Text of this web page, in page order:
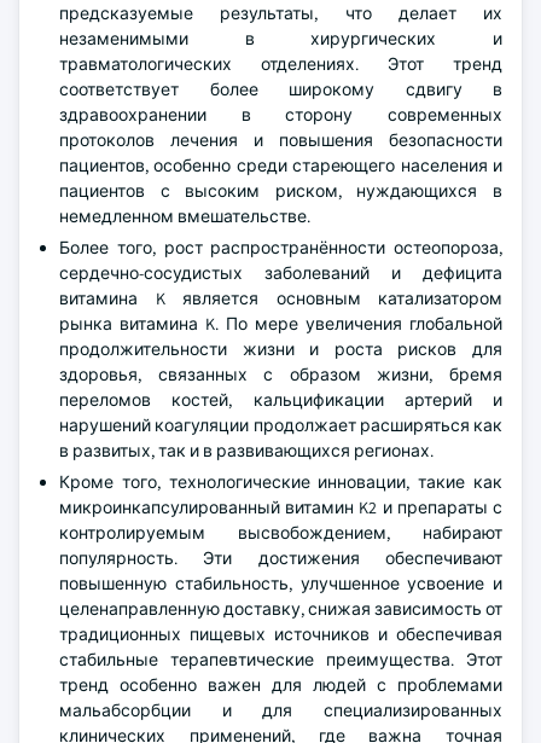
предсказуемые результаты, что делает их
незаменимыми в хирургических и
травматологических отделениях. Этот тренд
соответствует более широкому сдвигу в
здравоохранении в сторону современных
протоколов лечения и повышения безопасности
пациентов, особенно среди стареющего населения и
пациентов с высоким риском, нуждающихся в
немедленном вмешательстве.
Более того, рост распространённости остеопороза,
сердечно-сосудистых заболеваний и дефицита
витамина K является основным катализатором
рынка витамина K. По мере увеличения глобальной
продолжительности жизни и роста рисков для
здоровья, связанных с образом жизни, бремя
переломов костей, кальцификации артерий и
нарушений коагуляции продолжает расширяться как
в развитых, так и в развивающихся регионах.
Кроме того, технологические инновации, такие как
микроинкапсулированный витамин K2 и препараты с
контролируемым высвобождением, набирают
популярность. Эти достижения обеспечивают
повышенную стабильность, улучшенное усвоение и
целенаправленную доставку, снижая зависимость от
традиционных пищевых источников и обеспечивая
стабильные терапевтические преимущества. Этот
тренд особенно важен для людей с проблемами
мальабсорбции и для специализированных
клинических применений, где важна точная